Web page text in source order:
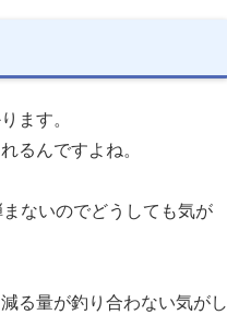
ます。
るんですよね。
ないのでどうしても気が
る量が釣り合わない気がし